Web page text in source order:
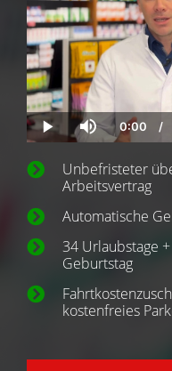
Play Mute
Current
Time
0:00 /
Unbefristeter
Arbeitsvertrag
Automatische
34 Urlaubstage
Geburtstag
kostenfreies